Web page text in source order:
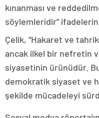
kınanması ve
söylemleridir” ifadelerini
Çelik, “Hakaret ve
ancak ilkel bir nefretin
siyasetinin ürünüdür.
demokratik siyaset ve
şekilde mücadeleyi